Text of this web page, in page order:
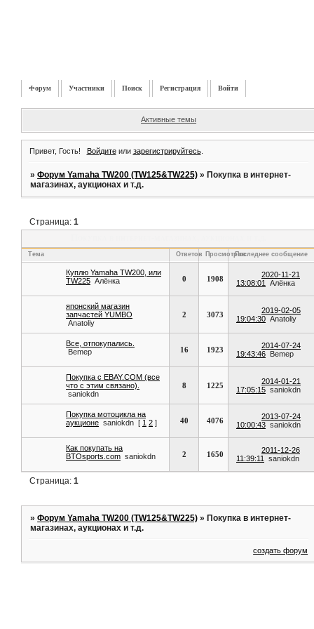
Форум Участники Поиск Регистрация Войти
Активные темы
Привет, Гость! Войдитеили зарегистрируйтесь.
»Форум Yamaha TW200 (TW125&TW225) »Покупка в интернет-
магазинах, аукционах и т.д.
Страница:1
Тема Ответов ПросмотровПоследнее сообщение
Куплю Yamaha TW200, или
TW225 Алёнка 0 1908
2020-11-21
13:08:01
Алёнка
японский магазин
запчастей YUMBO
Anatoliy
2 3073
2019-02-05
19:04:30 Anatoliy
Все, отпокупались.
Bemep
16 1923
2014-07-24
19:43:46 Bemep
Покупка с EBAY.COM (все
что с этим связано).
saniokdn
8 1225
2014-01-21
17:05:15 saniokdn
Покупка мотоцикла на
аукционе saniokdn [ 1 2 ] 40 4076
2013-07-24
10:00:43 saniokdn
Как покупать на
BTOsports.com saniokdn 2 1650
2011-12-26
11:39:11
saniokdn
Страница:1
»Форум Yamaha TW200 (TW125&TW225) » Покупка в интернет-
магазинах, аукционах и т.д.
создать форум